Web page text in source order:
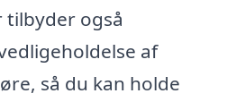
tilbyder også
af
så du kan holde